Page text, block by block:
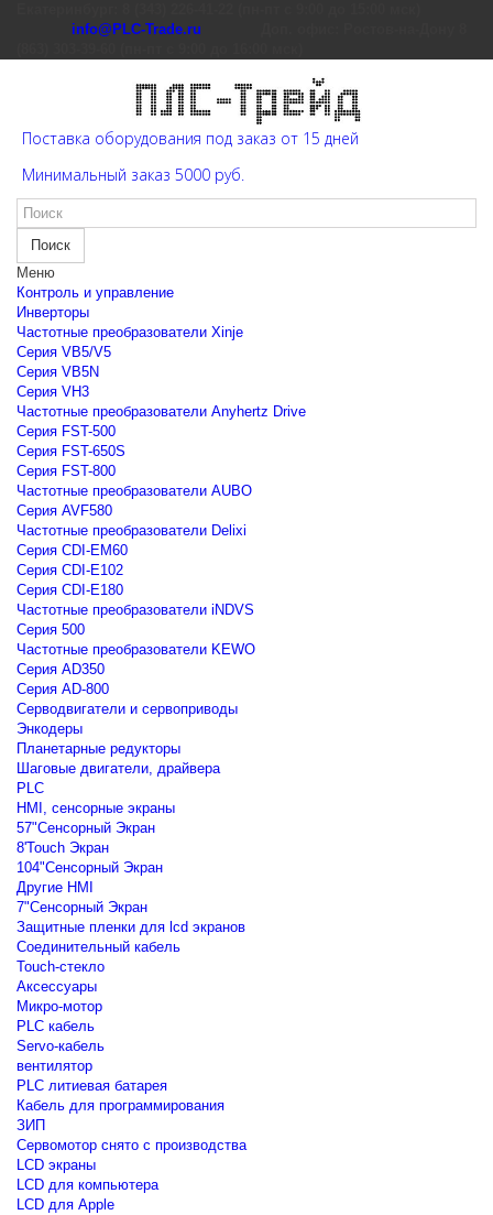
info@PLC-Trade.ru
Поставка оборудования под заказ от 15 дней
Минимальный заказ 5000 руб.
Поиск
Меню
Контроль и управление
Инверторы
Частотные преобразователи Xinje
Cерия VB5/V5
Cерия VB5N
Cерия VH3
Частотные преобразователи Anyhertz Drive
Серия FST-500
Серия FST-650S
Серия FST-800
Частотные преобразователи AUBO
Серия AVF580
Частотные преобразователи Delixi
Серия CDI-EM60
Серия CDI-E102
Серия CDI-E180
Частотные преобразователи iNDVS
Серия 500
Частотные преобразователи KEWO
Серия AD350
Серия AD-800
Серводвигатели и сервоприводы
Энкодеры
Планетарные редукторы
Шаговые двигатели, драйвера
PLC
HMI, сенсорные экраны
57"Сенсорный Экран
8'Touch Экран
104"Сенсорный Экран
Другие HMI
7"Сенсорный Экран
Защитные пленки для lcd экранов
Соединительный кабель
Touch-стекло
Аксессуары
Микро-мотор
PLC кабель
Servo-кабель
вентилятор
PLC литиевая батарея
Кабель для программирования
ЗИП
Сервомотор снято с производства
LCD экраны
LCD для компьютера
LCD для Apple